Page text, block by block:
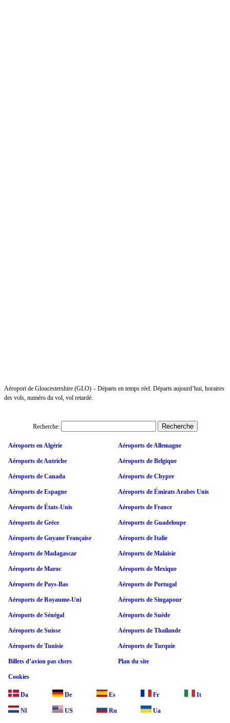
Aéroport de Gloucestershire (GLO) – Départs en temps réel. Départs aujourd’hui, horaires
des vols, numéro du vol, vol retardé.
Recherche:
Aéroports en Algérie Aéroports de Allemagne
Aéroports de Autriche Aéroports de Belgique
Aéroports de Canada Aéroports de Chypre
Aéroports de Espagne Aéroports de Émirats Arabes Unis
Aéroports de États-Unis Aéroports de France
Aéroports de Grèce Aéroports de Guadeloupe
Aéroports de Guyane Française Aéroports de Italie
Aéroports de Madagascar Aéroports de Malaisie
Aéroports de Maroc Aéroports de Mexique
Aéroports de Pays-Bas Aéroports de Portugal
Aéroports de Royaume-Uni Aéroports de Singapour
Aéroports de Sénégal Aéroports de Suède
Aéroports de Suisse Aéroports de Thaïlande
Aéroports de Tunisie Aéroports de Turquie
Billets d’avion pas chers Plan du site
Cookies
Da De Es Fr It
Nl US Ru Ua